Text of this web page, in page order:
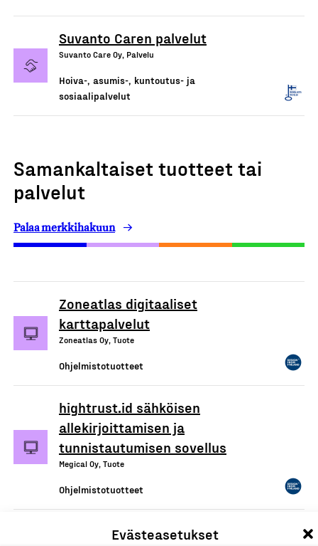
Evästeasetukset
Suvanto Caren palvelut
Suvanto Care Oy, Palvelu
Hoiva-, asumis-, kuntoutus- ja
sosiaalipalvelut
Samankaltaiset tuotteet tai
palvelut
Palaa merkkihakuun
Zoneatlas digitaaliset
karttapalvelut
Zoneatlas Oy, Tuote
Ohjelmistotuotteet
hightrust.id sähköisen
allekirjoittamisen ja
tunnistautumisen sovellus
Megical Oy, Tuote
Ohjelmistotuotteet
Seaber planning and schedule